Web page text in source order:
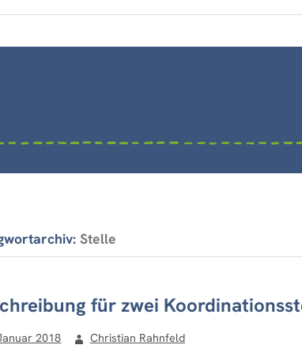
Stelle
für zwei
2018 Christian Rahnfeld